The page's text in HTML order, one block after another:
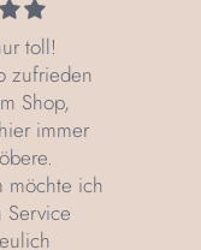
toll!
zufrieden
Shop,
immer
möchte ich
Service